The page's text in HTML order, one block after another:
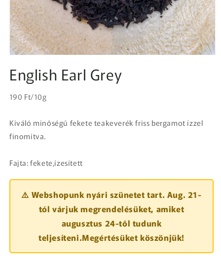
megnyitása
a
párbeszédpanelen
English Earl Grey
Normál
Egységár
190 Ft/10g
Kiváló minőségű fekete teakeverék friss bergamot ízzel
finomítva.
Fajta: fekete,ízesített
⚠️ Webshopunk nyári szünetet tart. Aug. 21-
tól várjuk megrendelésüket, amiket
augusztus 24-től tudunk
teljesíteni.Megértésüket köszönjük!